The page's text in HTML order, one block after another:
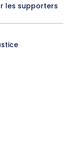
les supporters